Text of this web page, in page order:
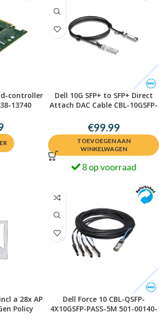
controller
13740
Dell 10G SFP+ to SFP+ Direct
Attach DAC Cable CBL-10GSFP-
€99.99
TOEVOEGEN AAN
WINKELWAGEN
8 op voorraad
a 28x AP
Policy
Dell Force 10 CBL-QSFP-
4X10GSFP-PASS-5M 501-00140-